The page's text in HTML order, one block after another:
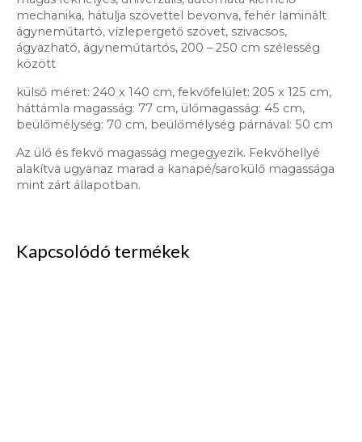
mechanika, hátulja szövettel bevonva, fehér laminált
ágyneműtartó, vízlepergető szövet, szivacsos,
ágyazható, ágyneműtartós, 200 – 250 cm szélesség
között
külső méret: 240 x 140 cm, fekvőfelület: 205 x 125 cm,
háttámla magasság: 77 cm, ülőmagasság: 45 cm,
beülőmélység: 70 cm, beülőmélység párnával: 50 cm
Az ülő és fekvő magasság megegyezik. Fekvőhellyé
alakítva ugyanaz marad a kanapé/sarokülő magassága
mint zárt állapotban.
Kapcsolódó termékek